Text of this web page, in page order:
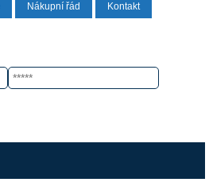
Nákupní řád Kontakt